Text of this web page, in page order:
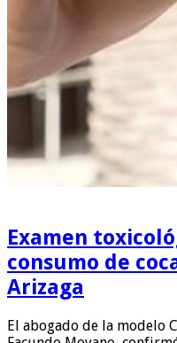
Examen
consumo de
Arizaga
El abogado de la modelo